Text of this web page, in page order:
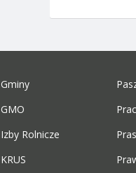
Gminy
GMO
Izby Rolnicze
KRUS